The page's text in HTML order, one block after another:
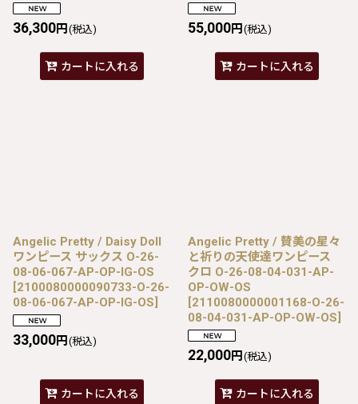
36,300円 (税込)
カートに入れる
55,000円 (税込)
カートに入れる
Angelic Pretty / Daisy Doll
ワンピース サックス O-26-
08-06-067-AP-OP-IG-OS
[2100080000090733-O-26-
08-06-067-AP-OP-IG-OS]
33,000円 (税込)
カートに入れる
Angelic Pretty / 賛美の星々
と祈りの天使達ワンピース
クロ O-26-08-04-031-AP-
OP-OW-OS
[2110080000001168-O-26-
08-04-031-AP-OP-OW-OS]
22,000円 (税込)
カートに入れる